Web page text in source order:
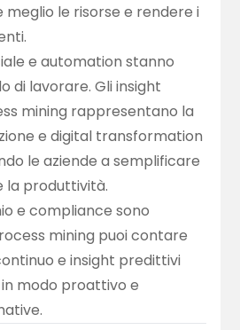
le risorse e rendere i
e automation stanno
di lavorare. Gli insight
mining rappresentano la
e digital transformation
le aziende a semplificare
la produttività.
e compliance sono
mining puoi contare
e insight predittivi
modo proattivo e